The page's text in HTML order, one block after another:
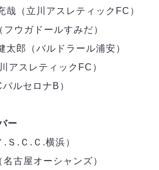
州
２）
（立川アスレティックFC）
ウガドールすみだ）
郎（バルドラール浦安）
スレティックFC）
ルセロナB）
ー
.Ｃ.Ｃ.横浜）
古屋オーシャンズ）